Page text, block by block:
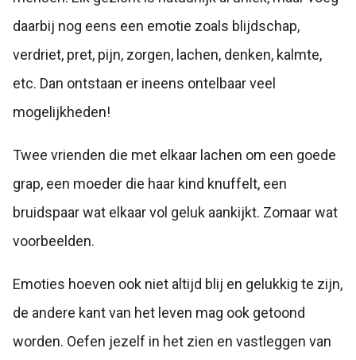
daarbij nog eens een emotie zoals blijdschap,
verdriet, pret, pijn, zorgen, lachen, denken, kalmte,
etc. Dan ontstaan er ineens ontelbaar veel
mogelijkheden!
Twee vrienden die met elkaar lachen om een goede
grap, een moeder die haar kind knuffelt, een
bruidspaar wat elkaar vol geluk aankijkt. Zomaar wat
voorbeelden.
Emoties hoeven ook niet altijd blij en gelukkig te zijn,
de andere kant van het leven mag ook getoond
worden. Oefen jezelf in het zien en vastleggen van